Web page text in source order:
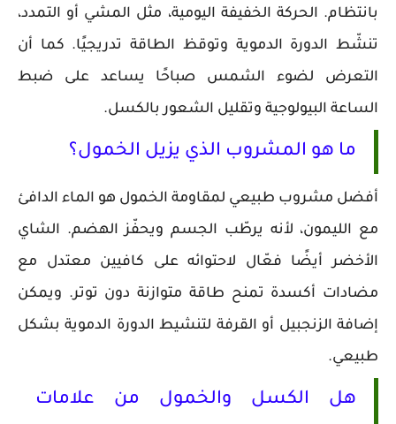
بانتظام. الحركة الخفيفة اليومية، مثل المشي أو التمدد،
تنشّط الدورة الدموية وتوقظ الطاقة تدريجيًا. كما أن
التعرض لضوء الشمس صباحًا يساعد على ضبط
الساعة البيولوجية وتقليل الشعور بالكسل.
ما هو المشروب الذي يزيل الخمول؟
أفضل مشروب طبيعي لمقاومة الخمول هو الماء الدافئ
مع الليمون، لأنه يرطّب الجسم ويحفّز الهضم. الشاي
الأخضر أيضًا فعّال لاحتوائه على كافيين معتدل مع
مضادات أكسدة تمنح طاقة متوازنة دون توتر. ويمكن
إضافة الزنجبيل أو القرفة لتنشيط الدورة الدموية بشكل
طبيعي.
هل الكسل والخمول من علامات